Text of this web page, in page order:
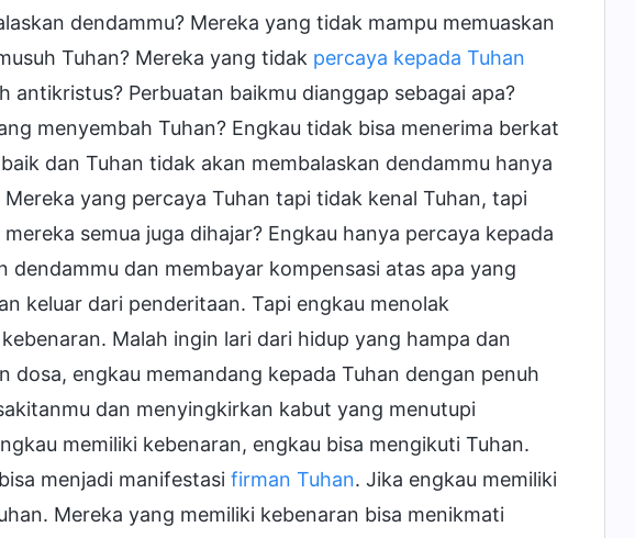
dendammu? Mereka yang tidak mampu memuaskan
Tuhan? Mereka yang tidak percaya kepada Tuhan
Perbuatan baikmu dianggap sebagai apa?
menyembah Tuhan? Engkau tidak bisa menerima berkat
dan Tuhan tidak akan membalaskan dendammu hanya
yang percaya Tuhan tapi tidak kenal Tuhan, tapi
semua juga dihajar? Engkau hanya percaya kepada
dendammu dan membayar kompensasi atas apa yang
keluar dari penderitaan. Tapi engkau menolak
Malah ingin lari dari hidup yang hampa dan
dosa, engkau memandang kepada Tuhan dengan penuh
dan menyingkirkan kabut yang menutupi
memiliki kebenaran, engkau bisa mengikuti Tuhan.
menjadi manifestasi firman Tuhan. Jika engkau memiliki
Mereka yang memiliki kebenaran bisa menikmati